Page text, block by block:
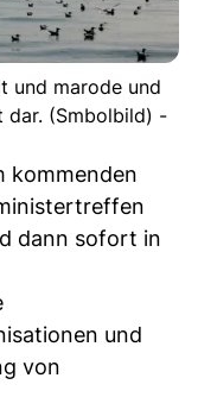
und marode und
dar. (Smbolbild) -
kommenden
dann sofort in
und
von